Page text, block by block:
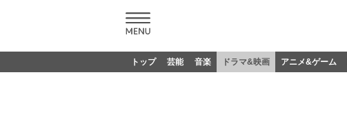
トップ 芸能 音楽 ドラマ&映画 アニメ&ゲーム